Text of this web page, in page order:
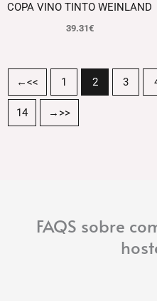
COPA VINO TINTO WEINLAND
39.31€
← 1 2 3
14 →
FAQS sobre